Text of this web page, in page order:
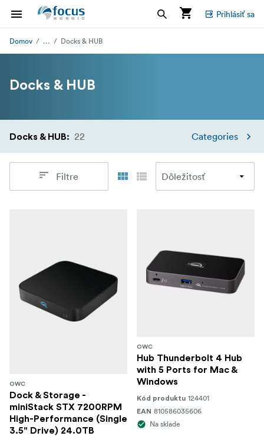
Prihlásiť sa
Domov ... Docks & HUB
Docks & HUB
Docks & HUB: 22 Categories
Filtre
OWC
Dock & Storage -
miniStack STX 7200RPM
High-Performance (Single
3.5" Drive) 24.0TB
OWC
Hub Thunderbolt 4 Hub
with 5 Ports for Mac &
Windows
Kód produktu 124401
EAN 810586035606
Na sklade